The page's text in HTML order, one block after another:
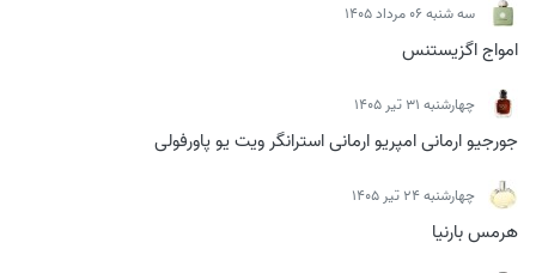
سه شنبه 06 مرداد 1405
امواج اگزیستنس
چهارشنبه 31 تیر 1405
جورجیو ارمانی امپریو ارمانی استرانگر ویت یو پاورفولی
چهارشنبه 24 تیر 1405
هرمس بارنیا